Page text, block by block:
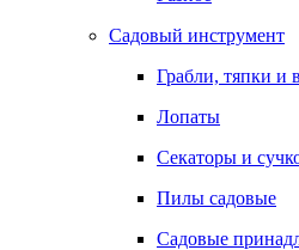
Садовый инструмент
Грабли, тяпки и
Лопаты
Секаторы и
Пилы садовые
Садовые